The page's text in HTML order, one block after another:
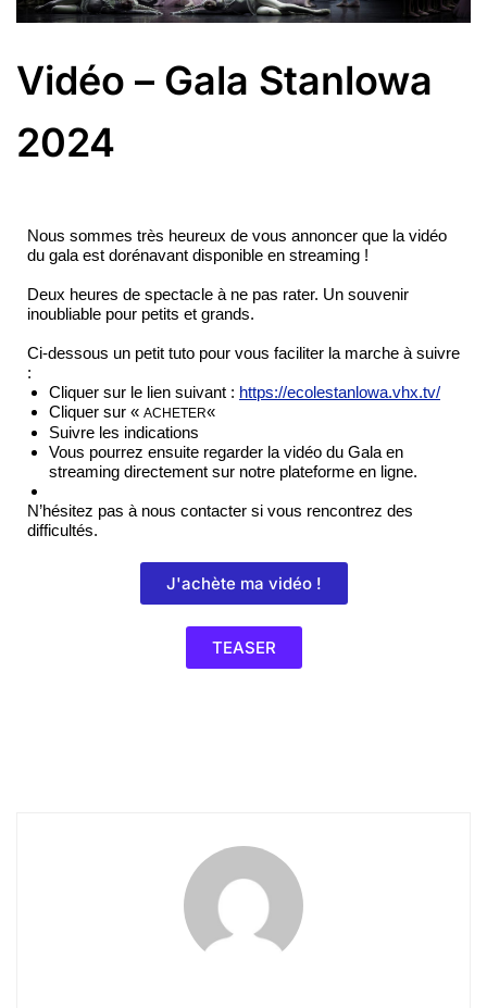
Vidéo – Gala Stanlowa
2024
Nous sommes très heureux de vous annoncer que la vidéo
du gala est dorénavant disponible en streaming !
Deux heures de spectacle à ne pas rater. Un souvenir
inoubliable pour petits et grands.
Ci-dessous un petit tuto pour vous faciliter la marche à suivre
:
Cliquer sur le lien suivant : https://ecolestanlowa.vhx.tv/
Cliquer sur « ACHETER«
Suivre les indications
Vous pourrez ensuite regarder la vidéo du Gala en
streaming directement sur notre plateforme en ligne.
N’hésitez pas à nous contacter si vous rencontrez des
difficultés.
J'achète ma vidéo !
TEASER